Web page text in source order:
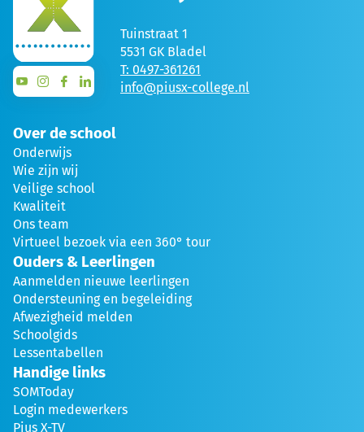
Tuinstraat 1
5531 GK Bladel
T: 0497-361261
info@piusx-college.nl
Over de school
Onderwijs
Wie zijn wij
Veilige school
Kwaliteit
Ons team
Virtueel bezoek via een 360° tour
Ouders & Leerlingen
Aanmelden nieuwe leerlingen
Ondersteuning en begeleiding
Afwezigheid melden
Schoolgids
Lessentabellen
Handige links
SOMToday
Login medewerkers
Pius X-TV